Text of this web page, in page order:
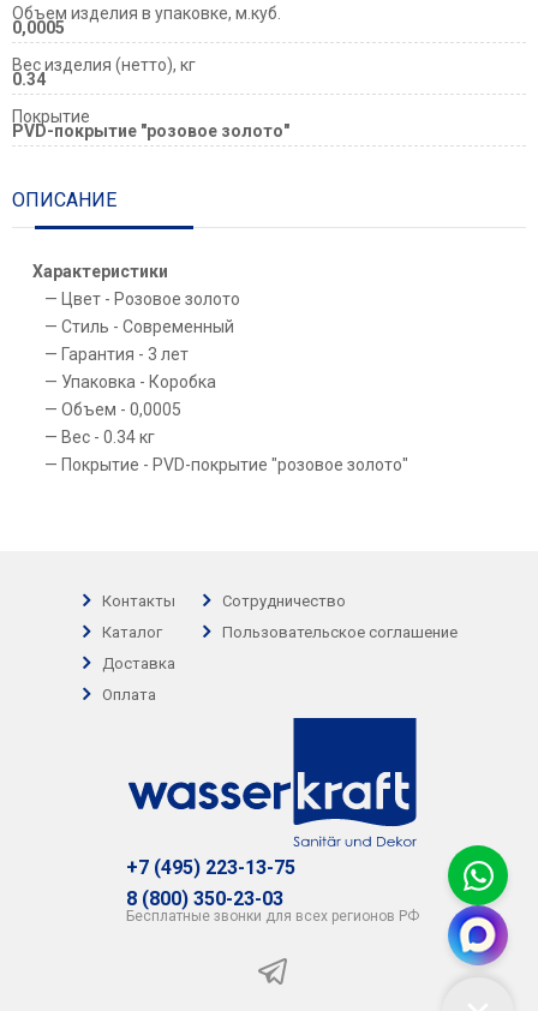
Объем изделия в упаковке, м.куб.
0,0005
Вес изделия (нетто), кг
0.34
Покрытие
PVD-покрытие "розовое золото"
ОПИСАНИЕ
Характеристики
Цвет - Розовое золото
Стиль - Современный
Гарантия - 3 лет
Упаковка - Коробка
Объем - 0,0005
Вес - 0.34 кг
Покрытие - PVD-покрытие "розовое золото"
Контакты
Каталог
Доставка
Оплата
Сотрудничество
Пользовательское соглашение
+7 (495) 223-13-75
8 (800) 350-23-03
Бесплатные звонки для всех регионов РФ